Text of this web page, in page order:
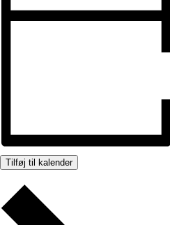
Tilføj til kalender